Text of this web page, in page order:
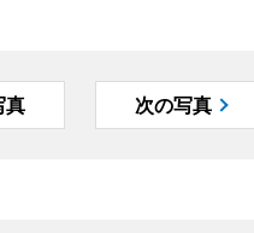
真 次の写真